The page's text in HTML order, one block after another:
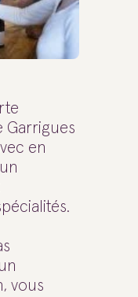
Garrigues
en
vous